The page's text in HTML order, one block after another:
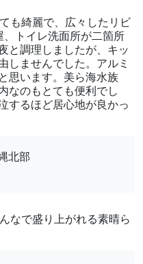
も綺麗で、広々したリビ
トイレ洗面所が二箇所
と調理しましたが、キッ
しませんでした。アルミ
思います。美ら海水族
なのもとても便利でし
するほど居心地が良かっ
北部
なで盛り上がれる素晴ら